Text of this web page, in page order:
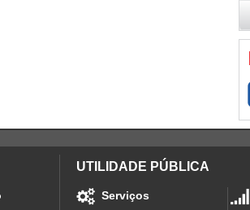
UTILIDADE PÚBLICA
Serviços